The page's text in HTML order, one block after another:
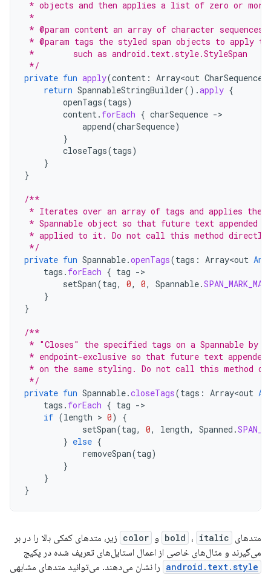
* objects and then applies a list of zero or
*
* @param content an array of character
* @param tags the styled span objects to apply
*        such as android.text.style.StyleSpan
*/
private fun apply(content : Array<out CharSequence
return SpannableStringBuilder().apply {
openTags(tags)
content. forEach { charSequence -
append(charSequence)
}
closeTags(tags)
}
}
/**
* Iterates over an array of tags and applies
* Spannable object so that future text
* applied to it. Do not call this method
*/
private fun Spannable.openTags(tags : Array<out Any
tags . forEach { tag -
setSpan(tag, 0, 0, Spannable.
}
}
/**
* "Closes" the specified tags on a Spannable by
* endpoint-exclusive so that future text
* on the same styling. Do not call this method
*/
private fun Spannable.closeTags(tags : Array<out
tags . forEach { tag -
if (length > 0)
{
setSpan(tag, 0, length, Spanned .
} else {
removeSpan(tag)
}
}
}
متدهای bold ، italic و color زیر، متدهای کمکی بالا را در بر
می‌گیرند و مثال‌های خاصی از اعمال استایل‌های تعریف شده در پکیج
android.text.style را نشان می‌دهند. می‌توانید متدهای مشابهی